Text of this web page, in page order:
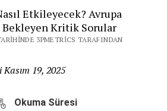
Etkileyecek? Avrupa
Bekleyen Kritik Sorular
3PMETRICS TARAFINDAN
19, 2025
Okuma Süresi